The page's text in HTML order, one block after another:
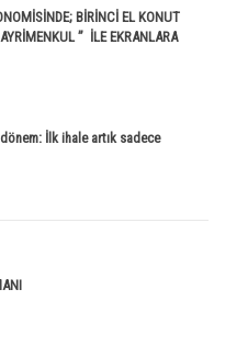
BİRİNCİ EL KONUT
” İLE EKRANLARA
İlk ihale artık sadece